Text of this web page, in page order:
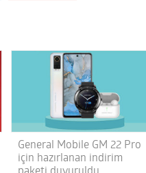
General Mobile GM 22 Pro
için hazırlanan indirim